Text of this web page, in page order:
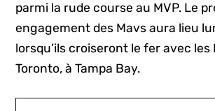
parmi la rude course au MVP. Le
engagement des Mavs aura lieu
lorsqu’ils croiseront le fer avec les
Toronto, à Tampa Bay.